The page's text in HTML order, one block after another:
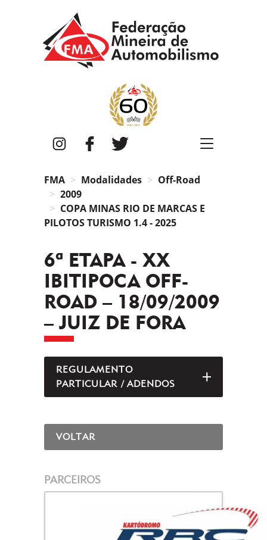
InstagramFacebook
FMA Modalidades
Off-Road
2009
COPA MINAS RIO DE MARCAS E
PILOTOS TURISMO 1.4 - 2025
6ª ETAPA - XX
IBITIPOCA OFF-
ROAD – 18/09/2009
– JUIZ DE FORA
REGULAMENTO
PARTICULAR / ADENDOS
VOLTAR
PARCEIROS